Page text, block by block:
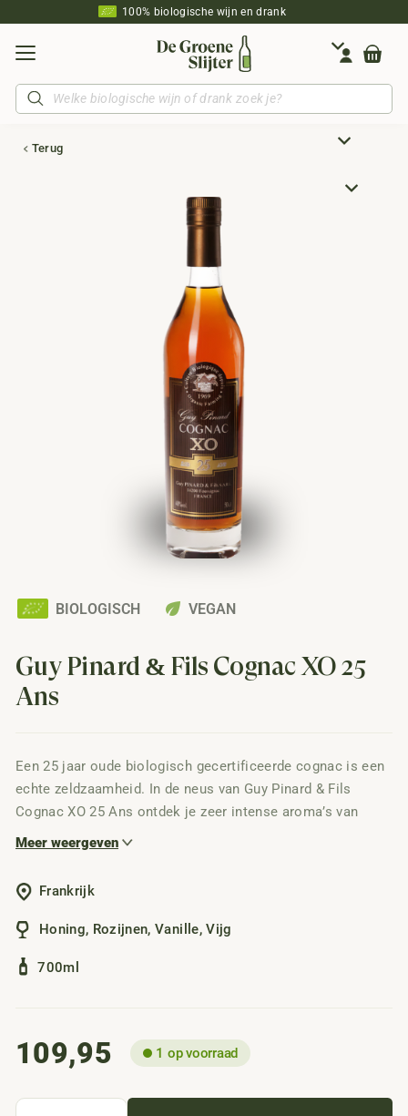
100% biologische wijn en drank
Producten
zoeken
Terug
BIOLOGISCH eco VEGAN
Guy Pinard & Fils Cognac XO 25
Ans
Een 25 jaar oude biologisch gecertificeerde cognac is een
echte zeldzaamheid. In de neus van Guy Pinard & Fils
Cognac XO 25 Ans ontdek je zeer intense aroma’s van
gedroogd fruit; rozijnen, vanille, vijgen en honing. In de
heeft een lange mooie afdronk.
Meer weergeven
Frankrijk
Honing, Rozijnen,Vanille,Vijg
700ml
109,95 1 op voorraad